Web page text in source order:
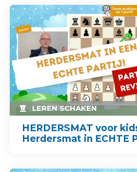
LEREN SCHAKEN
HERDERSMAT voor
Herdersmat in ECHTE